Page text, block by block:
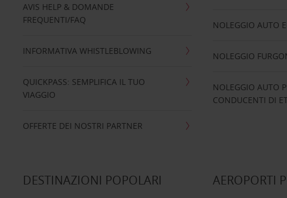
AVIS HELP & DOMANDE
FREQUENTI/FAQ
INFORMATIVA WHISTLEBLOWING
QUICKPASS: SEMPLIFICA IL TUO
VIAGGIO
OFFERTE DEI NOSTRI PARTNER
NOLEGGIO AUTO
NOLEGGIO
NOLEGGIO AUTO
CONDUCENTI DI
DESTINAZIONI POPOLARI AEROPORTI